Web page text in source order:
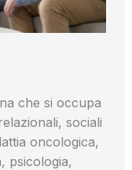
che si occupa
sociali
oncologica,
psicologia,